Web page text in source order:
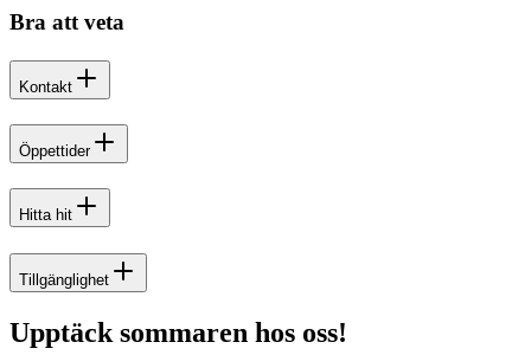
Bra att veta
Kontakt
Öppettider
Hitta hit
Tillgänglighet
Upptäck sommaren hos oss!